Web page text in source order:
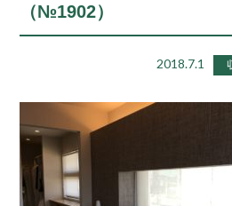
（№1902）
2018.7.1